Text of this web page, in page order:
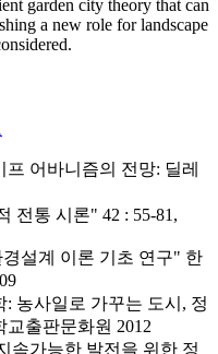
garden city theory that can
a new role for landscape
어바니즘의 전망: 딜레
전통 시론" 42 : 55-81,
설계 이론 기초 연구" 한
농사일로 가꾸는 도시, 정
출판문화원 2012
속가능한 발전을 위한 정